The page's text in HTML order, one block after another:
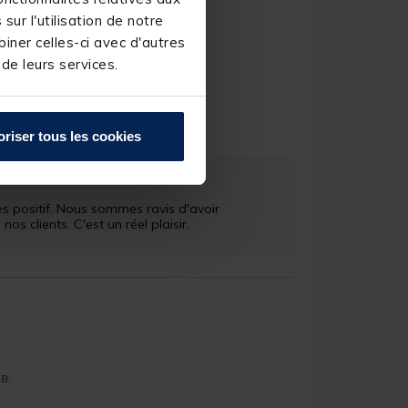
l'utilisation de notre
celles-ci avec d'autres
leurs services.
tous les cookies
M.
positif. Nous sommes ravis d'avoir
clients. C'est un réel plaisir.